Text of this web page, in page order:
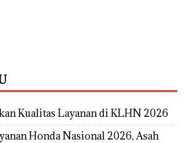
Kualitas Layanan di KLHN 2026
Honda Nasional 2026, Asah